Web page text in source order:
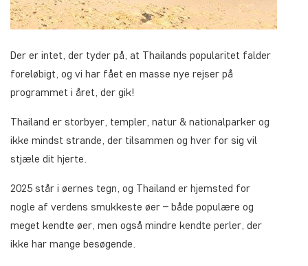
Der er intet, der tyder på, at Thailands popularitet falder
foreløbigt, og vi har fået en masse nye rejser på
programmet i året, der gik!
Thailand er storbyer, templer, natur & nationalparker og
ikke mindst strande, der tilsammen og hver for sig vil
stjæle dit hjerte.
2025 står i øernes tegn, og Thailand er hjemsted for
nogle af verdens smukkeste øer – både populære og
meget kendte øer, men også mindre kendte perler, der
ikke har mange besøgende.